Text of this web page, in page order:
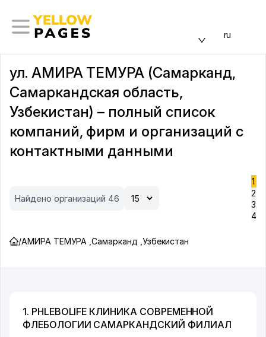
ru
ул. АМИРА ТЕМУРА (Самарканд,
Самаркандская область,
Узбекистан) – полный список
компаний, фирм и организаций с
контактными данными
Найдено организаций 46
1
2
3
4
/АМИРА ТЕМУРА ,Самарканд Узбекистан
1. PHLEBOLIFE КЛИНИКА СОВРЕМЕННОЙ
ФЛЕБОЛОГИИ САМАРКАНДСКИЙ ФИЛИАЛ